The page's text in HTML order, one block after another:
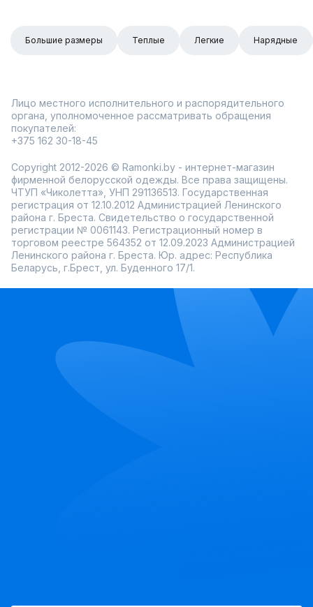
Большие размеры Теплые Легкие Нарядные
Лицо местного исполнительного и распорядительного
органа, уполномоченное рассматривать обращения
покупателей:
+375 162 30-18-45
Copyright 2012-2026 © Ramonki.by - интернет-магазин
фирменной белорусской одежды. Все права защищены.
ЧТУП «Чиколетта», УНП 291136513. Государственная
регистрация от 12.10.2012 Администрацией Ленинского
района г. Бреста. Свидетельство о государственной
регистрации № 0061143. Регистрационный номер в
торговом реестре 564352 от 12.09.2023 Администрацией
Ленинского района г. Бреста. Юр. адрес: Республика
Беларусь, г.Брест, ул. Буденного 17/1.